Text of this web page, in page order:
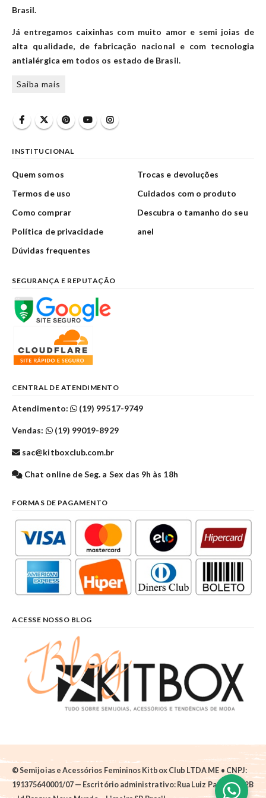
Brasil.
Já entregamos caixinhas com muito amor e semi joias de
alta qualidade, de fabricação nacional e com tecnologia
antialérgica em todos os estado de Brasil.
Saiba mais
INSTITUCIONAL
Quem somos
Termos de uso
Como comprar
Política de privacidade
Dúvidas frequentes
Trocas e devoluções
Cuidados com o produto
Descubra o tamanho do seu
anel
SEGURANÇA E REPUTAÇÃO
CENTRAL DE ATENDIMENTO
Atendimento: (19) 99517-9749
Vendas: (19) 99019-8929
sac@kitboxclub.com.br
Chat online de Seg. a Sex das 9h às 18h
FORMAS DE PAGAMENTO
ACESSE NOSSO BLOG
© Semijoias e Acessórios Femininos Kitbox Club LTDA ME • CNPJ:
191375640001/07 — Escritório administrativo: Rua Luiz Pantano, 62B